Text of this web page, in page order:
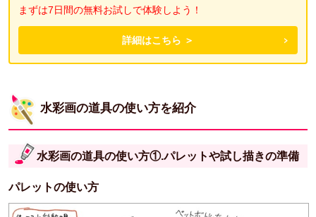
まずは7日間の無料お試しで体験しよう！
詳細はこちら ＞
水彩画の道具の使い方を紹介
水彩画の道具の使い方①.パレットや試し描きの準備
パレットの使い方